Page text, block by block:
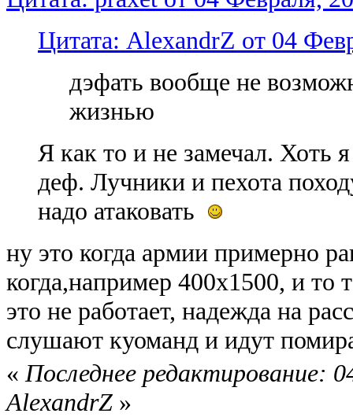
Цитата: AlexandrZ от 04
дэфать вообще не
жизнью
Я как то и не замечал. Хоть
деф. Лучники и пехота
надо атаковать
ну это когда армии примерно
когда,например 400х1500, и то
это не работает, надежда на
слушают куоманд и идут
« Последнее редактирование:
AlexandrZ »